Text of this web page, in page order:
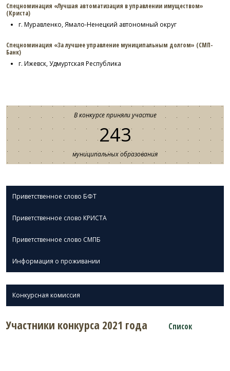
Спецноминация «Лучшая автоматизация в управлении имуществом»
(Криста)
г. Муравленко, Ямало-Ненецкий автономный округ
Спецноминация «За лучшее управление муниципальным долгом» (СМП-
Банк)
г. Ижевск, Удмуртская Республика
В конкурсе приняли участие
243
муниципальных образования
Приветственное слово БФТ
Приветственное слово КРИСТА
Приветственное слово СМПБ
Информация о проживании
Конкурсная комиссия
Участники конкурса 2021 года Список